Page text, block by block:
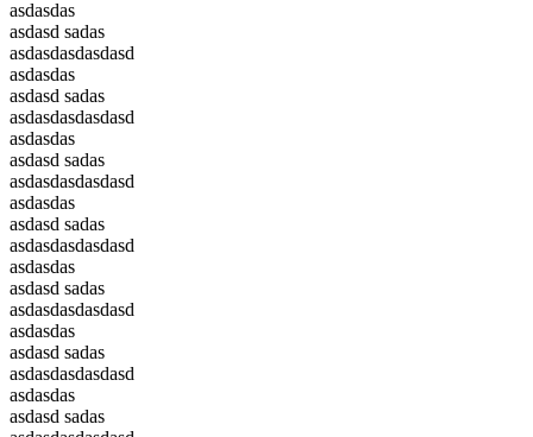
asdasdas
asdasd sadas
asdasdasdasdasd
asdasdas
asdasd sadas
asdasdasdasdasd
asdasdas
asdasd sadas
asdasdasdasdasd
asdasdas
asdasd sadas
asdasdasdasdasd
asdasdas
asdasd sadas
asdasdasdasdasd
asdasdas
asdasd sadas
asdasdasdasdasd
asdasdas
asdasd sadas